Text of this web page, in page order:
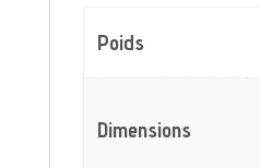
Poids
Dimensions